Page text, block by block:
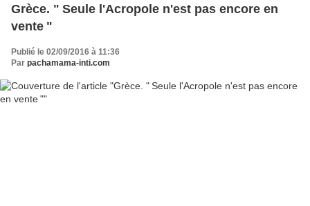
Grèce. " Seule l'Acropole n'est pas encore en
vente "
Publié le 02/09/2016 à 11:36
Par pachamama-inti.com